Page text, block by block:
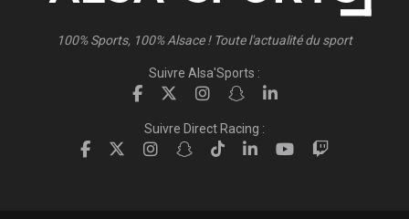
100% Sports, 100% Alsace ! Toute l'actualité du sport
Suivre Alsa'Sports :
Suivre Direct Racing :